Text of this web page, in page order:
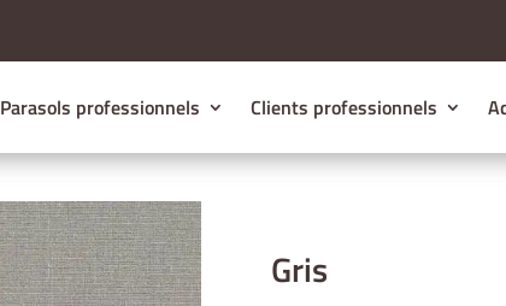
Parasols professionnels Clients professionnels
Gris